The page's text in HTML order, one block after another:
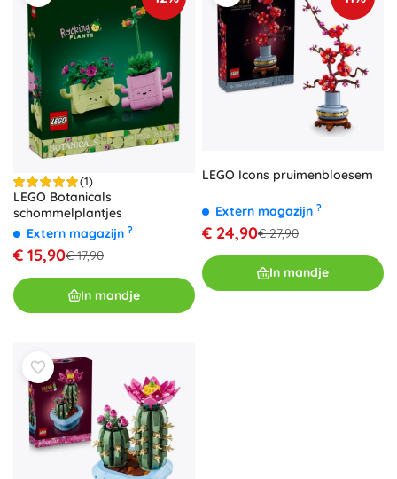
(1)
LEGO Botanicals
schommelplantjes
Extern magazijn ?
€ 15,90€ 17,90
In mandje
LEGO Icons pruimenbloesem
Extern magazijn ?
€ 24,90€ 27,90
In mandje